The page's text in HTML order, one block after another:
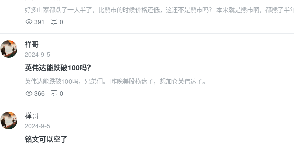
好多山寨都跌了一大半了，比熊市的时候价格还低，这还不是熊市吗？ 本来就是熊市啊，都熊了半
391
0
禅哥
2024-9-5
英伟达能跌破100吗？
英伟达能跌破100吗，兄弟们。 昨晚美股横盘了，想加仓英伟达了。
366
0
禅哥
2024-9-5
铭文可以空了